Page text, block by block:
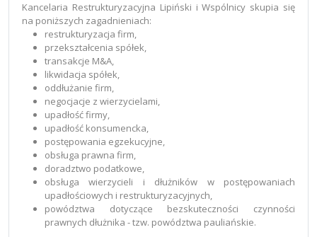
Kancelaria Restrukturyzacyjna Lipiński i Wspólnicy skupia się
na poniższych zagadnieniach:
restrukturyzacja firm,
przekształcenia spółek,
transakcje M&A,
likwidacja spółek,
oddłużanie firm,
negocjacje z wierzycielami,
upadłość firmy,
upadłość konsumencka,
postępowania egzekucyjne,
obsługa prawna firm,
doradztwo podatkowe,
obsługa wierzycieli i dłużników w postępowaniach
upadłościowych i restrukturyzacyjnych,
powództwa dotyczące bezskuteczności czynności
prawnych dłużnika - tzw. powództwa pauliańskie.